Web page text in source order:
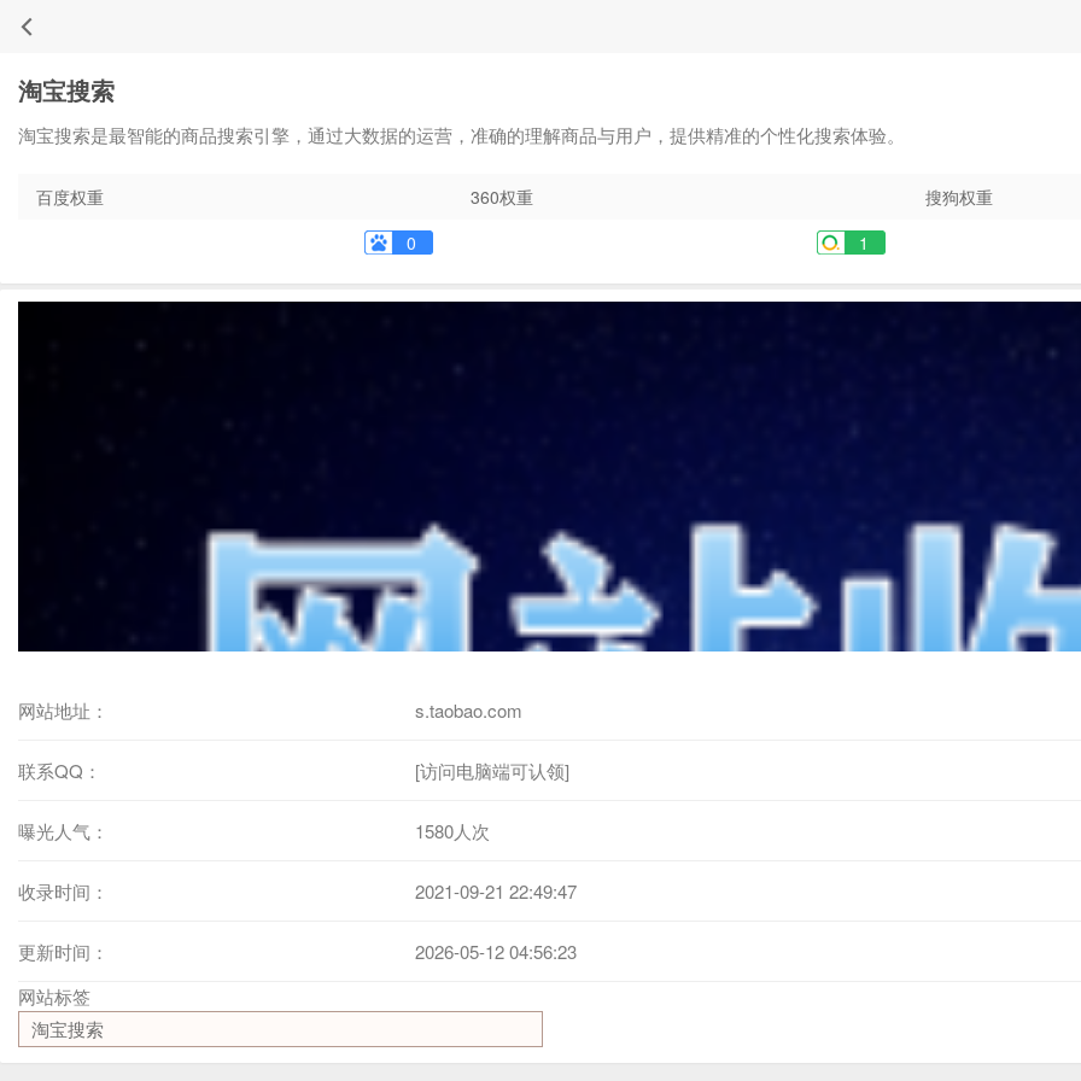
淘宝搜索
淘宝搜索是最智能的商品搜索引擎，通过大数据的运营，准确的理解商品与用户，提供精准的个性化搜索体验。
百度权重 360权重
搜狗权重
0
1
网站地址： s.taobao.com
联系QQ： [访问电脑端可认领]
曝光人气： 1580人次
收录时间： 2021-09-21 22:49:47
更新时间：
2026-05-12 04:56:23
网站标签
淘宝搜索